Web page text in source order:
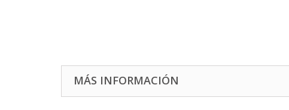
MÁS INFORMACIÓN